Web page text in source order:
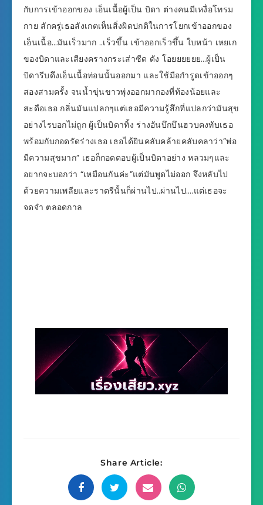
กับการเข้าออกของ เอ็นเนื้อผู้เป็น บิดา ต่างคนมีเหงื่อโทรม
กาย สักครู่เธอสังเกตเห็นสิ่งผิดปกติในการโยกเข้าออกของ
เอ็นเนื้อ…มันเร็วมาก ..เร็วขึ้น เข้าออกเร็วขึ้น ใบหน้า เหยเก
ของบิดาและเสียงครางกระเส่าซีด ดัง โอยยยยยย…ผู้เป็น
บิดารีบดึงเอ็นเนื้อท่อนนั้นออกมา และใช้มือกำรูดเข้าออกๆ
สองสามครั้ง จนน้ำขุ่นขาวพุ่งออกมากองที่ท้องน้อยและ
สะดือเธอ กลิ่นมันแปลกๆแต่เธอมีความรู้สึกที่แปลกว่ามันสุข
อย่างไรบอกไม่ถูก ผู้เป็นบิดาทิ้ง ร่างอันบึกบึนฮวบคงทับเธอ
พร้อมกับกอดรัดร่างเธอ เธอได้ยินคลับคล้ายคลับคลาว่า”พ่อ
มีความสุขมาก” เธอก็กอดตอบผู้เป็นบิดาอย่าง หลวมๆและ
อยากจะบอกว่า “เหมือนกันค่ะ”แต่มันพูดไม่ออก จึงหลับไป
ด้วยความเพลียและราตรีนั้นก็ผ่านไป..ผ่านไป….แต่เธอจะ
จดจำ ตลอดกาล
Share Article: